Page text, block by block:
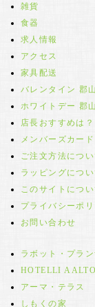
雑貨
食器
求人情報
アクセス
家具配送
バレンタイン 郡山
ホワイトデー 郡山
店長おすすめは？
メンバーズカード
ご注文方法につい
ラッピングについ
このサイトについ
プライバシーポ
お問い合わせ
ラボット・プラ
HOTELLI AALTO
アーマ・テラス
しもくの家